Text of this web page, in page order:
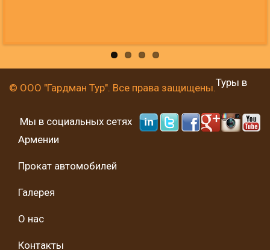
© ООО "Гардман Тур". Все права защищены.
Мы в социальных сетях
Туры в
Армении
Прокат автомобилей
Галерея
О нас
Контакты